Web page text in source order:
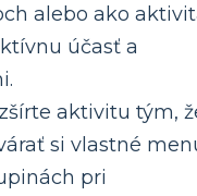
alebo ako
účasť a
aktivitu tým,
si vlastné
pri